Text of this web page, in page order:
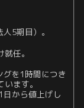
5期目）。
任。
を1時間につき
ます。
から値上げし